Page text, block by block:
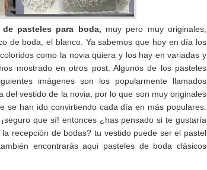
pasteles para boda, muy pero muy originales,
de boda, el blanco. Ya sabemos que hoy en día los
como la novia quiera y los hay en variadas y
mostrado en otros post. Algunos de los pasteles
imágenes son los popularmente llamados
del vestido de la novia, por lo que son muy originales
se han ido convirtiendo cada día en más populares.
que sí! entonces ¿has pensado si te gustaría
recepción de bodas? tu vestido puede ser el pastel
encontrarás aqui pasteles de boda clásicos